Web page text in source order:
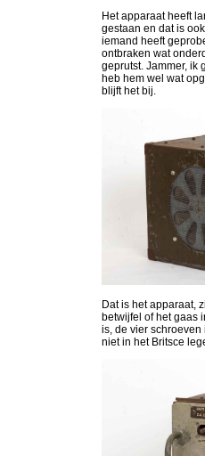
Het apparaat heeft
gestaan en dat is
iemand heeft
ontbraken wat
geprutst. Jammer, ik
heb hem wel wat
blijft het bij.
Dat is het apparaat,
betwijfel of het gaas
is, de vier
niet in het Britsce